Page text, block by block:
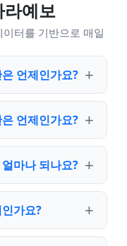
예보
터를 기반으로 매일
언제인가요?
언제인가요?
마나 되나요?
가요?